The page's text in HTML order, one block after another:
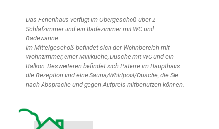
Das Ferienhaus verfügt im Obergeschoß über 2
Schlafzimmer und ein Badezimmer mit WC und
Badewanne.
Im Mittelgeschoß befindet sich der Wohnbereich mit
Wohnzimmer, einer Miniküche, Dusche mit WC und ein
Balkon. Desweiteren befindet sich Paterre im Haupthaus
die Rezeption und eine Sauna/Whirlpool/Dusche, die Sie
nach Absprache und gegen Aufpreis mitbenutzen können.